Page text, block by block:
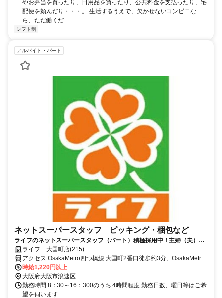
やお弁当を買ったり、日用品を買ったり、公共料金を支払ったり、宅
配便を頼んだり・・・。 生活するうえで、欠かせないコンビニな
ら、ただ働くだ...
シフト制
アルバイト・パート
ネットスーパースタッフ ピッキング・梱包など
ライフのネットスーパースタッフ（パート）積極採用中！主婦（夫）活
躍中/ブランクOK
ライフ 大国町店(215)
アクセス OsakaMetro四つ橋線 大国町2番口徒歩約3分、OsakaMetro
御堂筋線 大国町2番口徒歩約3分、ＪＲ関西本線〔大和路線〕 今宮東
口徒歩約10分
時給1,220円以上
大阪府大阪市浪速区
勤務時間 8：30～16：300のうち 4時間程度 勤務日数、曜日等はご希
望を伺います